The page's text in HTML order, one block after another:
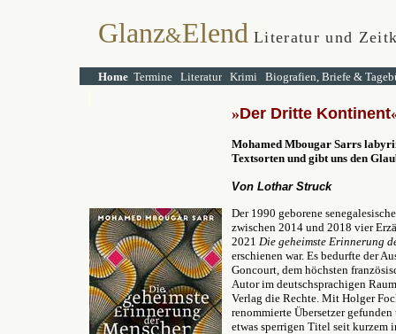
Glanz&Elend Literatur und
Home Termine Literatur Krimi Biografien, Briefe &
»Der Dritte Kontinent
Mohamed Mbougar Sarrs
Textsorten und gibt uns den
Von Lothar Struck
Der 1990 geborene
zwischen 2014 und 2018 vier
2021 Die geheimste Erinnerung
erschienen war. Es bedurfte der
Goncourt, dem höchsten
Autor im deutschsprachigen
Verlag die Rechte. Mit Holger
renommierte Übersetzer
etwas sperrigen Titel seit kurzem